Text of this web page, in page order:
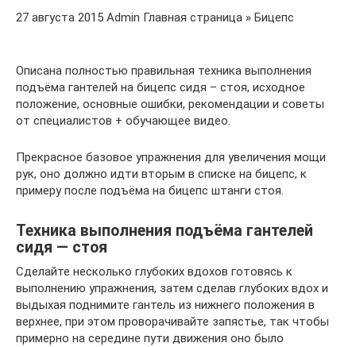
27 августа 2015 Admin Главная страница » Бицепс
Описана полностью правильная техника выполнения
подъёма гантелей на бицепс сидя – стоя, исходное
положение, основные ошибки, рекомендации и советы
от специалистов + обучающее видео.
Прекрасное базовое упражнения для увеличения мощи
рук, оно должно идти вторым в списке на бицепс, к
примеру после подъёма на бицепс штанги стоя.
Техника выполнения подъёма гантелей
сидя — стоя
Сделайте несколько глубоких вдохов готовясь к
выполнению упражнения, затем сделав глубоких вдох и
выдыхая поднимите гантель из нижнего положения в
верхнее, при этом проворачивайте запястье, так чтобы
примерно на середине пути движения оно было